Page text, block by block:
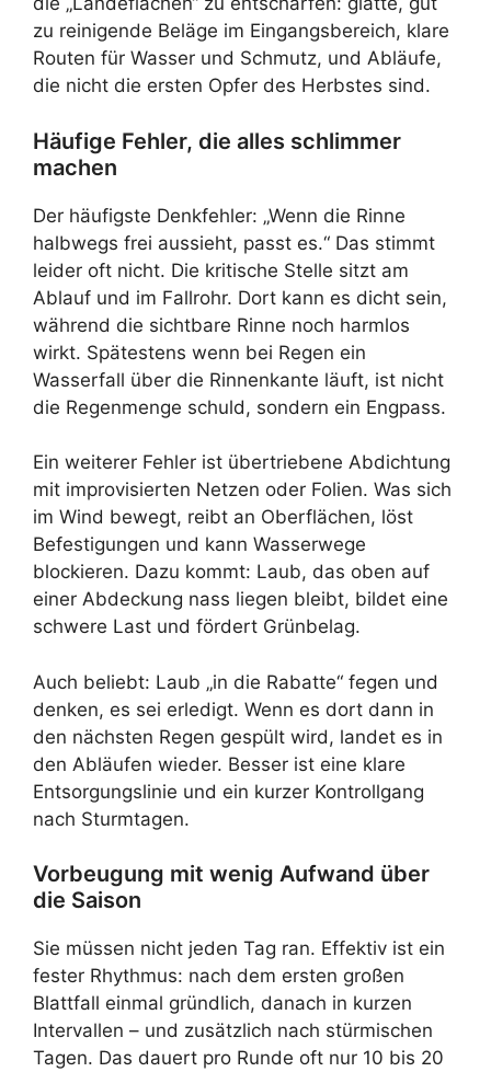
zu reinigende Beläge im Eingangsbereich, klare
Routen für Wasser und Schmutz, und Abläufe,
die nicht die ersten Opfer des Herbstes sind.
Häufige Fehler, die alles schlimmer
machen
Der häufigste Denkfehler: „Wenn die Rinne
halbwegs frei aussieht, passt es.“ Das stimmt
leider oft nicht. Die kritische Stelle sitzt am
Ablauf und im Fallrohr. Dort kann es dicht sein,
während die sichtbare Rinne noch harmlos
wirkt. Spätestens wenn bei Regen ein
Wasserfall über die Rinnenkante läuft, ist nicht
die Regenmenge schuld, sondern ein Engpass.
Ein weiterer Fehler ist übertriebene Abdichtung
mit improvisierten Netzen oder Folien. Was sich
im Wind bewegt, reibt an Oberflächen, löst
Befestigungen und kann Wasserwege
blockieren. Dazu kommt: Laub, das oben auf
einer Abdeckung nass liegen bleibt, bildet eine
schwere Last und fördert Grünbelag.
Auch beliebt: Laub „in die Rabatte“ fegen und
denken, es sei erledigt. Wenn es dort dann in
den nächsten Regen gespült wird, landet es in
den Abläufen wieder. Besser ist eine klare
Entsorgungslinie und ein kurzer Kontrollgang
nach Sturmtagen.
Vorbeugung mit wenig Aufwand über
die Saison
Sie müssen nicht jeden Tag ran. Effektiv ist ein
fester Rhythmus: nach dem ersten großen
Blattfall einmal gründlich, danach in kurzen
Intervallen – und zusätzlich nach stürmischen
Tagen. Das dauert pro Runde oft nur 10 bis 20